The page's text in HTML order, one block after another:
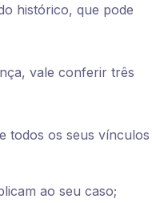
histórico, que pode
vale conferir três
todos os seus vínculos
ao seu caso;